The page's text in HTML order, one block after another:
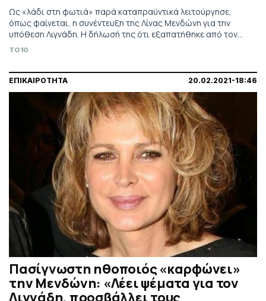
Ως «λάδι στη φωτιά» παρά καταπραϋντικά λειτούργησε,
όπως φαίνεται, η συνέντευξη της Λίνας Μενδώνη για την
υπόθεση Λιγνάδη. Η δήλωσή της ότι εξαπατήθηκε από τον
Δημήτρη Λιγνάδη, και ότι δεν ήξερε τίποτα για το παρελθόν
TO10
ΕΠΙΚΑΙΡΟΤΗΤΑ 20.02.2021-18:46
Πασίγνωστη ηθοποιός «καρφώνει»
την Μενδώνη: «Λέει ψέματα για τον
Λιγνάδη, προσβάλλει τους